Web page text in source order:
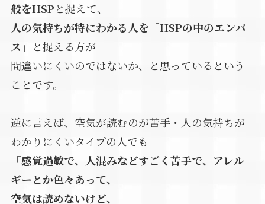
般をHSPと捉えて、
人の気持ちが特にわかる人を「HSPの中のエンパ
ス」
と捉える方が
間違いにくいのではないか、と思っているという
ことです。
逆に言えば、空気が読むのが苦手・人の気持ちが
わかりにくいタイプの人でも
「感覚過敏で、人混みなどすごく苦手で、アレル
ギーとか色々あって、
空気は読めないけど、